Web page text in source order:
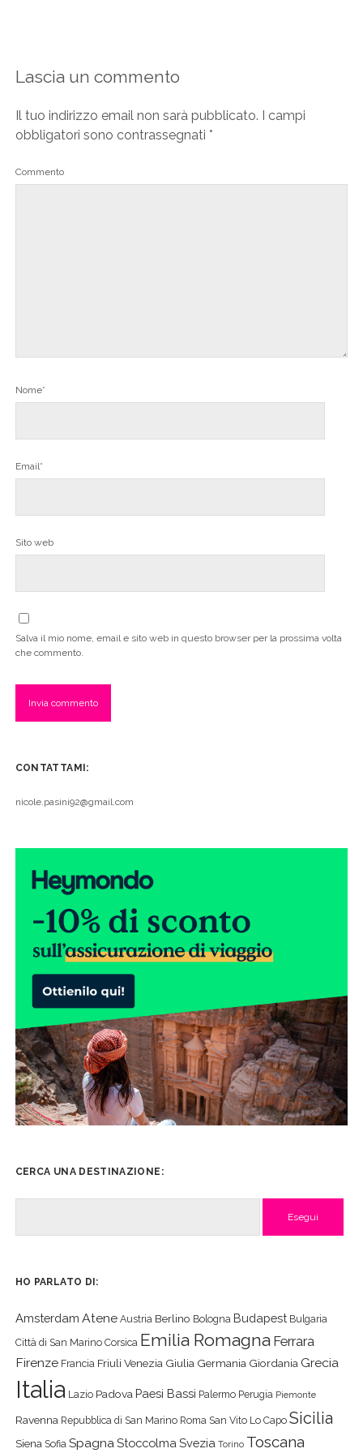
Lascia un commento
Il tuo indirizzo email non sarà pubblicato. I campi
obbligatori sono contrassegnati *
Commento
Nome*
Email*
Sito web
Salva il mio nome, email e sito web in questo browser per la prossima volta
che commento.
CONTATTAMI:
nicole.pasini92@gmail.com
CERCA UNA DESTINAZIONE:
HO PARLATO DI:
Amsterdam Atene Austria Berlino Bologna Budapest Bulgaria
Città di San Marino Corsica Emilia Romagna Ferrara
Firenze Francia Friuli Venezia Giulia Germania Giordania Grecia
Italia Lazio Padova Paesi Bassi Palermo Perugia Piemonte
Ravenna Repubblica di San Marino Roma San Vito Lo Capo Sicilia
Siena Sofia SpagnaStoccolma Svezia Torino Toscana